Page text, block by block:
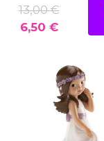
13,00 €
6,50 €